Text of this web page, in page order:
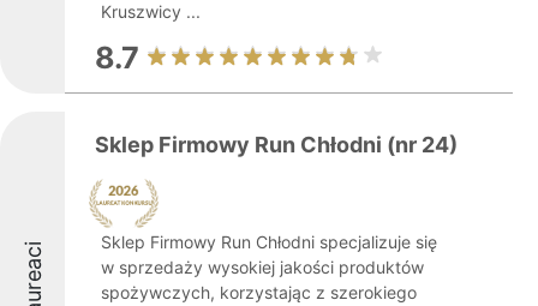
Kruszwicy ...
8.7
Laureaci
Sklep Firmowy Run Chłodni (nr 24)
Sklep Firmowy Run Chłodni specjalizuje się
w sprzedaży wysokiej jakości produktów
spożywczych, korzystając z szerokiego